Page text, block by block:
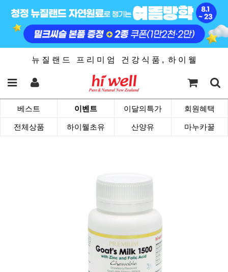
뉴 질 랜 드 프 리 미 엄 건 강 식 품 , 하 이 웰
베스트 이벤트 이달의특가 회원혜택
전체상품 하이웰초유 산양유 마누카꿀